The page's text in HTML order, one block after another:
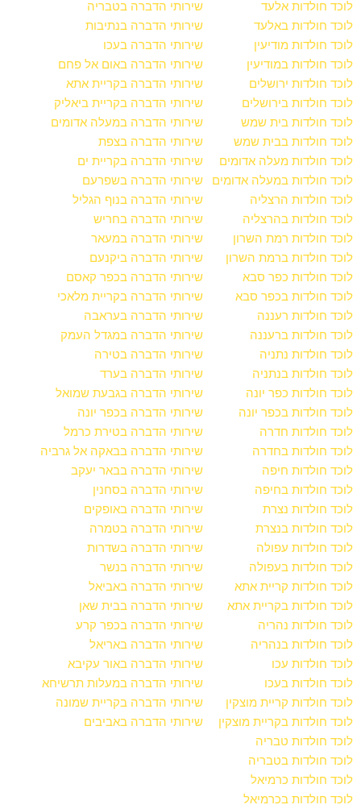
לוכד חולדות אלעד
לוכד חולדות באלעד
לוכד חולדות מודיעין
לוכד חולדות במודיעין
לוכד חולדות ירושלים
לוכד חולדות בירושלים
לוכד חולדות בית שמש
לוכד חולדות בבית שמש
לוכד חולדות מעלה אדומים
לוכד חולדות במעלה אדומים
לוכד חולדות הרצליה
לוכד חולדות בהרצליה
לוכד חולדות רמת השרון
לוכד חולדות ברמת השרון
לוכד חולדות כפר סבא
לוכד חולדות בכפר סבא
לוכד חולדות רעננה
לוכד חולדות ברעננה
לוכד חולדות נתניה
לוכד חולדות בנתניה
לוכד חולדות כפר יונה
לוכד חולדות בכפר יונה
לוכד חולדות חדרה
לוכד חולדות בחדרה
לוכד חולדות חיפה
לוכד חולדות בחיפה
לוכד חולדות נצרת
לוכד חולדות בנצרת
לוכד חולדות עפולה
לוכד חולדות בעפולה
לוכד חולדות קריית אתא
לוכד חולדות בקריית אתא
לוכד חולדות נהריה
לוכד חולדות בנהריה
לוכד חולדות עכו
לוכד חולדות בעכו
לוכד חולדות קריית מוצקין
לוכד חולדות בקריית מוצקין
לוכד חולדות טבריה
לוכד חולדות בטבריה
לוכד חולדות כרמיאל
לוכד חולדות בכרמיאל
שירותי הדברה בטבריה
שירותי הדברה בנתיבות
שירותי הדברה בעכו
שירותי הדברה באום אל פחם
שירותי הדברה בקריית אתא
שירותי הדברה בקריית ביאליק
שירותי הדברה במעלה אדומים
שירותי הדברה בצפת
שירותי הדברה בקריית ים
שירותי הדברה בשפרעם
שירותי הדברה בנוף הגליל
שירותי הדברה בחריש
שירותי הדברה במעאר
שירותי הדברה ביקנעם
שירותי הדברה בכפר קאסם
שירותי הדברה בקריית מלאכי
שירותי הדברה בעראבה
שירותי הדברה במגדל העמק
שירותי הדברה בטירה
שירותי הדברה בערד
שירותי הדברה בגבעת שמואל
שירותי הדברה בכפר יונה
שירותי הדברה בטירת כרמל
שירותי הדברה בבאקה אל גרביה
שירותי הדברה בבאר יעקב
שירותי הדברה בסחנין
שירותי הדברה באופקים
שירותי הדברה בטמרה
שירותי הדברה בשדרות
שירותי הדברה בנשר
שירותי הדברה באביאל
שירותי הדברה בבית שאן
שירותי הדברה בכפר קרע
שירותי הדברה באריאל
שירותי הדברה באור עקיבא
שירותי הדברה במעלות תרשיחא
שירותי הדברה בקריית שמונה
שירותי הדברה באביבים